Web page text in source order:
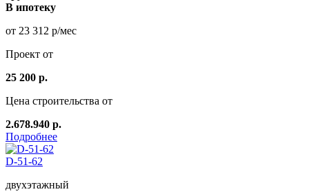
В ипотеку
от 23 312 р/мес
Проект от
25 200 р.
Цена строительства от
2.678.940 р.
Подробнее
D-51-62
двухэтажный